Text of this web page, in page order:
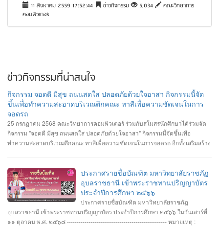
11 สิงหาคม 2559 17:52:44 ข่าวกิจกรรม 5,034
คณะวิทยาการ
คอมพิวเตอร์
ข่าวกิจกรรมที่น่าสนใจ
กิจกรรม จอดดี มีสุข ถนนสดใส ปลอดภัยด้วยใจอาสา กิจกรรมนี้จัด
ขึ้นเพื่อทำความสะอาดบริเวณตึกคณะ ทาสีเพื่อความชัดเจนในการ
จอดรถ
25 กรกฏาคม 2568 คณะวิทยาการคอมพิวเตอร์ ร่วมกับสโมสรนักศึกษาได้ร่วมจัด
กิจกรรม "จอดดี มีสุข ถนนสดใส ปลอดภัยด้วยใจอาสา" กิจกรรมนี้จัดขึ้นเพื่อ
ทำความสะอาดบริเวณตึกคณะ ทาสีเพื่อความชัดเจนในการจอดรถ อีกทั้งเสริมสร้าง
ประกาศรายชื่อบัณฑิต มหาวิทยาลัยราชภัฏ
อุบลราชธานี เข้าพระราชทานปริญญาบัตร
ประจำปีการศึกษา ๒๕๖๖
ประกาศรายชื่อบัณฑิต มหาวิทยาลัยราชภัฏ
อุบลราชธานี เข้าพระราชทานปริญญาบัตร ประจำปีการศึกษา ๒๕๖๖ ในวันเสาร์ที่
๑๑ ตุลาคม พ.ศ. ๒๕๖๘ --------------------------------------------------- หมายเหตุ :